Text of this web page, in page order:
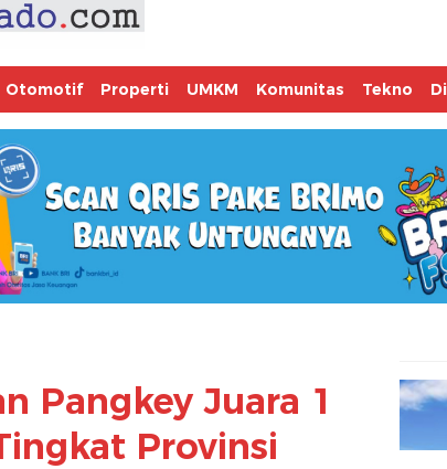
Otomotif Properti UMKM Komunitas Tekno
Pangkey Juara 1
Provinsi